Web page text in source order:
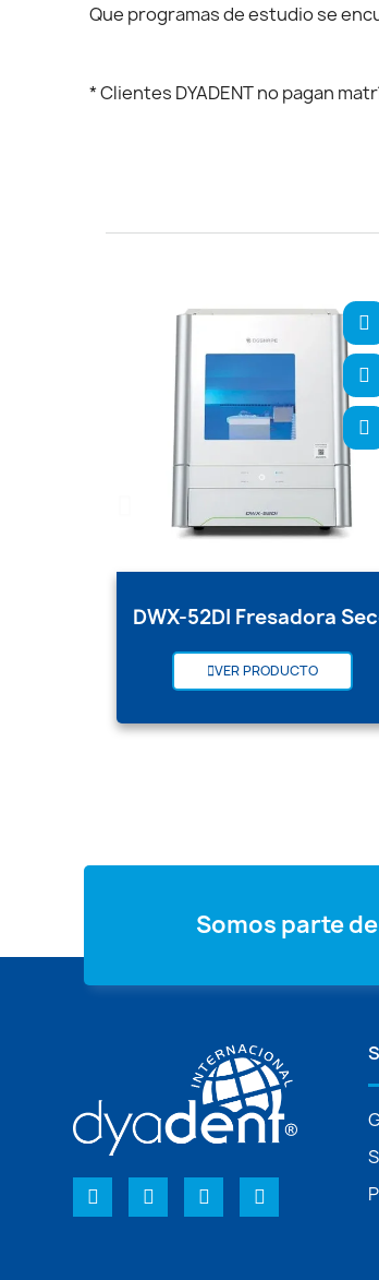
Que programas de estudio se
* Clientes DYADENT no pagan
DWX-52DI Fresadora
VER PRODUCTO
Somos parte